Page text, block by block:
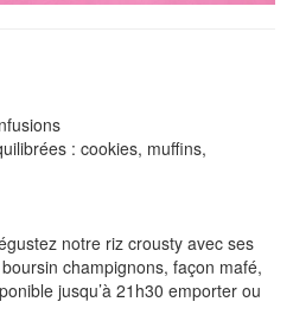
: cookies, muffins,
notre riz crousty avec ses
champignons, façon mafé,
jusqu’à 21h30 emporter ou